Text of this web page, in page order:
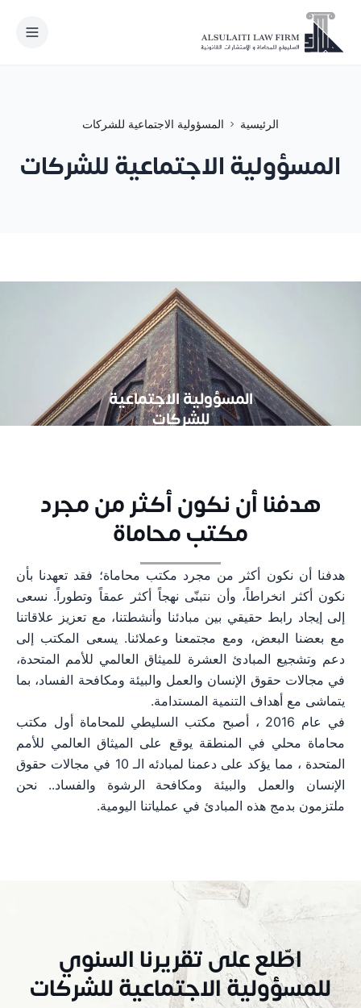
انتقل إلى المحتوى
الرئيسية المسؤولية الاجتماعية للشركات
المسؤولية الاجتماعية للشركات
المسؤولية الاجتماعية
للشركات
هدفنا أن نكون أكثر من مجرد
مكتب محاماة
هدفنا أن نكون أكثر من مجرد مكتب محاماة؛ فقد تعهدنا بأن
نكون أكثر انخراطاً، وأن نتبنّى نهجاً أكثر عمقاً وتطوراً. نسعى
إلى إيجاد رابط حقيقي بين مبادئنا وأنشطتنا، مع تعزيز علاقاتنا
مع بعضنا البعض، ومع مجتمعنا وعملائنا. يسعى المكتب إلى
دعم وتشجيع المبادئ العشرة للميثاق العالمي للأمم المتحدة،
في مجالات حقوق الإنسان والعمل والبيئة ومكافحة الفساد، بما
يتماشى مع أهداف التنمية المستدامة.
في عام 2016 ، أصبح مكتب السليطي للمحاماة أول مكتب
محاماة محلي في المنطقة يوقع على الميثاق العالمي للأمم
المتحدة ، مما يؤكد على دعمنا لمبادئه الـ 10 في مجالات حقوق
الإنسان والعمل والبيئة ومكافحة الرشوة والفساد.. نحن
ملتزمون بدمج هذه المبادئ في عملياتنا اليومية.
اطّلع على تقريرنا السنوي
للمسؤولية الاجتماعية للشركات
الرئيسية
المكاتب الدولية
الوظائف